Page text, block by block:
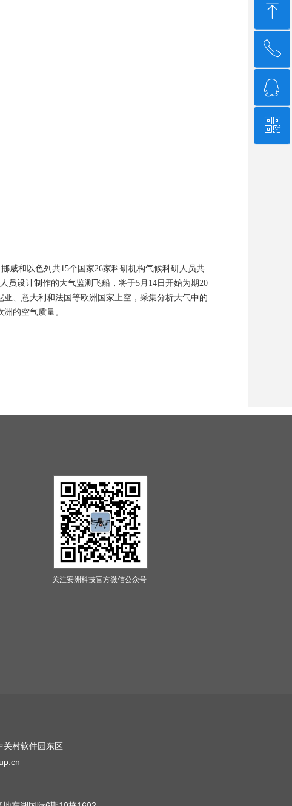
威和以色列共15个国家26家科研机构气候科研人员共
员设计制作的大气监测飞船，将于5月14日开始为期20
、意大利和法国等欧洲国家上空，采集分析大气中的
的空气质量。
关注安洲科技官方微信公众号
关村软件园东区
ꁸ
回到顶部
ꂅ
ꁗ
QQ客服
ꀥ